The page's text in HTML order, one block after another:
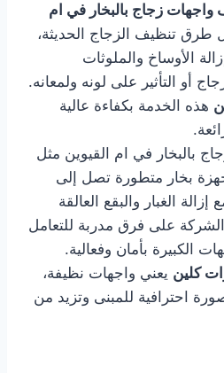
زجاج بالبخار في ام
تنظيف الزجاج الحديثة،
الأوساخ والملوثات
أو التأثير على لونه ولمعانه.
هذه الخدمة بكفاءة عالية
بالبخار في ام القيوين مثل
بخار متطورة تصل إلى
الغبار والبقع العالقة
على فرق مدربة للتعامل
الكبيرة بأمان وفعالية.
كلين يعني واجهات نظيفة،
احترافية للمبنى وتزيد من